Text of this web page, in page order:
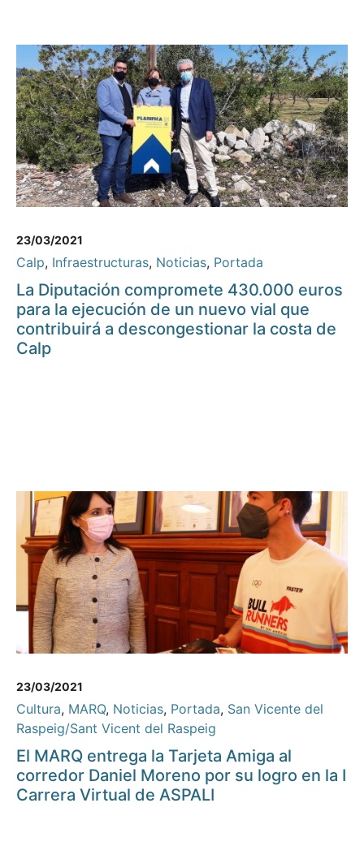
23/03/2021
Calp, Infraestructuras, Noticias, Portada
La Diputación compromete 430.000 euros
para la ejecución de un nuevo vial que
contribuirá a descongestionar la costa de
Calp
23/03/2021
Cultura, MARQ, Noticias, Portada, San Vicente del
Raspeig/Sant Vicent del Raspeig
El MARQ entrega la Tarjeta Amiga al
corredor Daniel Moreno por su logro en la I
Carrera Virtual de ASPALI